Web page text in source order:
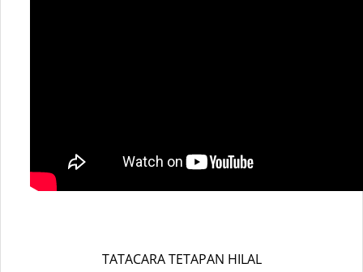
TATACARA TETAPAN HILAL